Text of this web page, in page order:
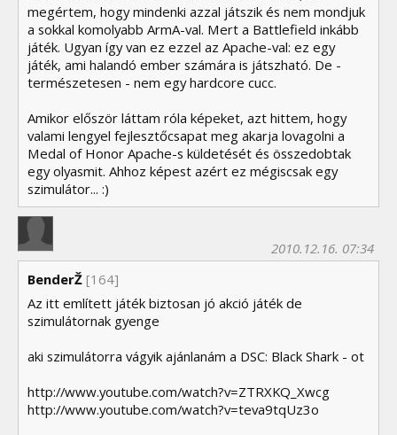
megértem, hogy mindenki azzal játszik és nem mondjuk
a sokkal komolyabb ArmA-val. Mert a Battlefield inkább
játék. Ugyan így van ez ezzel az Apache-val: ez egy
játék, ami halandó ember számára is játszható. De -
természetesen - nem egy hardcore cucc.
Amikor először láttam róla képeket, azt hittem, hogy
valami lengyel fejlesztőcsapat meg akarja lovagolni a
Medal of Honor Apache-s küldetését és összedobtak
egy olyasmit. Ahhoz képest azért ez mégiscsak egy
szimulátor... :)
BenderŽ
2010.12.16. 07:34
[164]
Az itt említett játék biztosan jó akció játék de
szimulátornak gyenge
aki szimulátorra vágyik ajánlanám a DSC: Black Shark - ot
http://www.youtube.com/watch?v=ZTRXKQ_Xwcg
http://www.youtube.com/watch?v=teva9tqUz3o